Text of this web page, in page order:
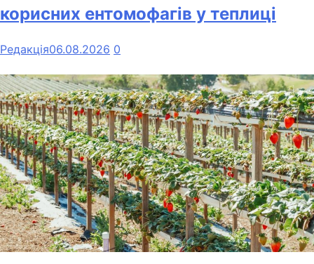
корисних ентомофагів у теплиці
Редакція06.08.2026 0